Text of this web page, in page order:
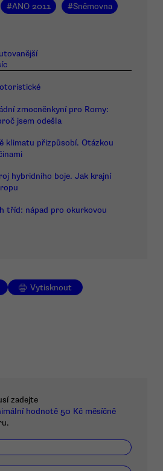
#ANO 2011 #Sněmovna
zmocněnkyní pro Romy:
jsem odešla
klimatu přizpůsobí. Otázkou
hybridního boje. Jak krajní
tříd: nápad pro okurkovou
Vytisknout
zadejte
hodnotě 50 Kč měsíčně